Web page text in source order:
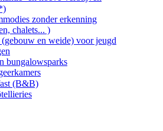
zonder erkenning
chalets... )
en weide) voor jeugd
bungalowsparks
(B&B)